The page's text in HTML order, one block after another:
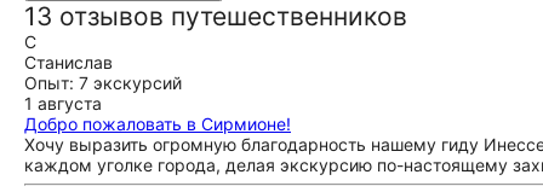
13 отзывов путешественников
С
Станислав
Опыт: 7 экскурсий
1 августа
Добро пожаловать в Сирмионе!
Хочу выразить огромную благодарность нашему гиду
каждом уголке города, делая экскурсию по-настоящему